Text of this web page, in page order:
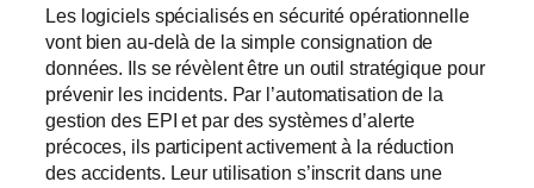
Les logiciels spécialisés en sécurité opérationnelle
vont bien au-delà de la simple consignation de
données. Ils se révèlent être un outil stratégique pour
prévenir les incidents. Par l’automatisation de la
gestion des EPI et par des systèmes d’alerte
précoces, ils participent activement à la réduction
des accidents. Leur utilisation s’inscrit dans une